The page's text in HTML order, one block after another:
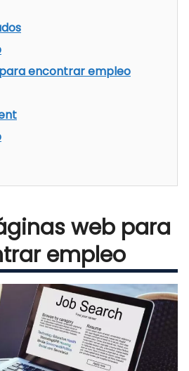
encontrar empleo
web para
empleo